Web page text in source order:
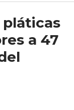
pláticas
a 47